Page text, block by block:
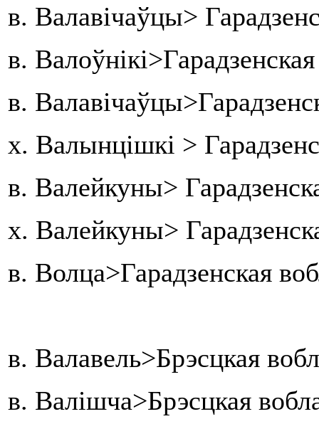
в. Валавічаўцы>
в.
в.
х. Валынцішкі >
в. Валейкуны>
х. Валейкуны>
в. Волца>Гарадзенская
в. Валавель>Брэсцкая
в. Валішча>Брэсцкая